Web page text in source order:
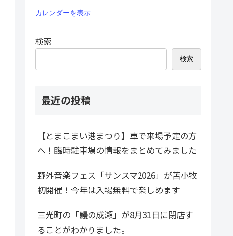
カレンダーを表示
検索
検索
最近の投稿
【とまこまい港まつり】車で来場予定の方
へ！臨時駐車場の情報をまとめてみました
野外音楽フェス「サンスマ2026」が苫小牧
初開催！今年は入場無料で楽しめます
三光町の「鰻の成瀬」が8月31日に閉店す
ることがわかりました。